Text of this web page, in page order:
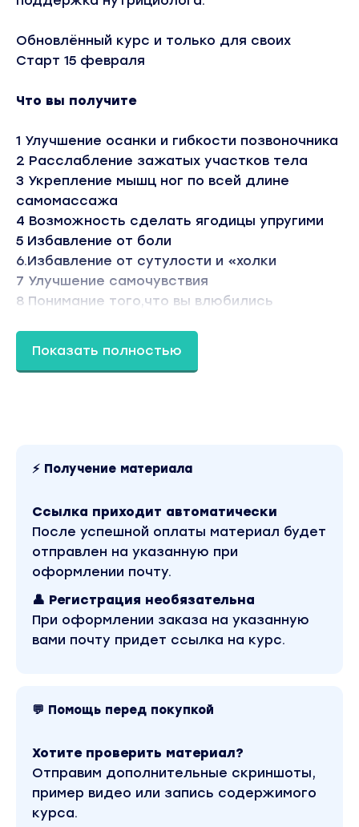
Обновлённый курс и только для своих
Старт 15 февраля
Что вы получите
1 Улучшение осанки и гибкости позвоночника
2 Расслабление зажатых участков тела
3 Укрепление мышц ног по всей длине
самомассажа
4 Возможность сделать ягодицы упругими
5 Избавление от боли
6.Избавление от сутулости и «холки
7 Улучшение самочувствия
8 Понимание того,что вы влюбились
Вы находитесь на странице товара «Анастасия
Лунегова - Базовый 2.0. Идеальный комплекс
упражнений для всего тела с собственным
«Анастасия Лунегова» можно найти через
Показать полностью
⚡ Получение материала
Ссылка приходит автоматически
После успешной оплаты материал будет
отправлен на указанную при
оформлении почту.
👤 Регистрация необязательна
При оформлении заказа на указанную
вами почту придет ссылка на курс.
💬 Помощь перед покупкой
Хотите проверить материал?
Отправим дополнительные скриншоты,
пример видео или запись содержимого
курса.